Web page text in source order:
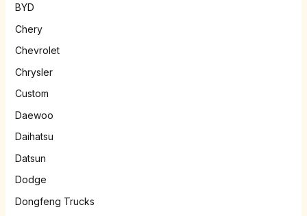
BYD
Chery
Chevrolet
Chrysler
Custom
Daewoo
Daihatsu
Datsun
Dodge
Dongfeng Trucks